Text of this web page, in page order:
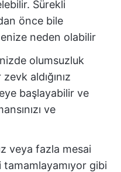
Sürekli
önce bile
neden olabilir
olumsuzluk
aldığınız
başlayabilir ve
ve
veya fazla mesai
gibi